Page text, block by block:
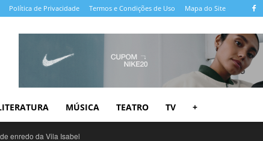
Política de Privacidade Termos e Condições de Uso Mapa do Site
MÚSICA TEATRO TV +
enredo da Vila Isabel